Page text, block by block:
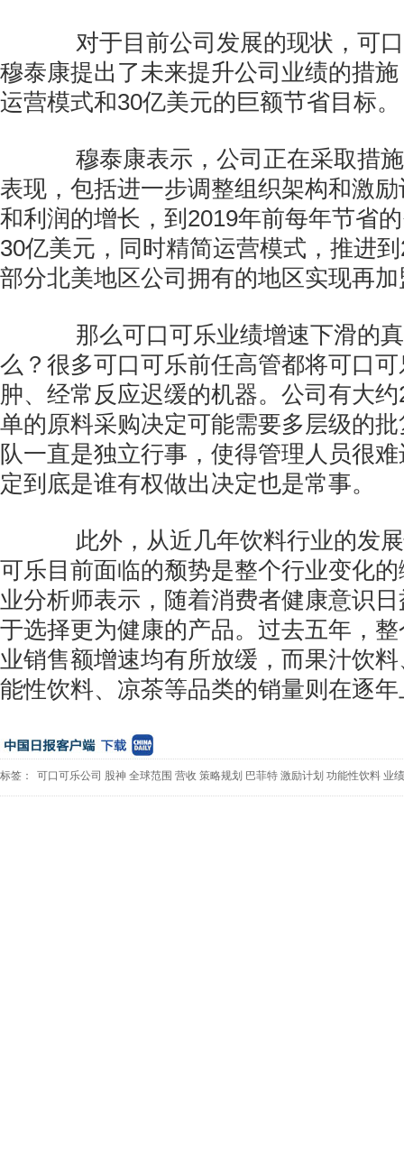
对于目前公司发展的现状，可口
穆泰康提出了未来提升公司业绩的措
运营模式和30亿美元的巨额节省目标。
穆泰康表示，公司正在采取措施
表现，包括进一步调整组织架构和激
和利润的增长，到2019年前每年节省
30亿美元，同时精简运营模式，推进
部分北美地区公司拥有的地区实现再
那么可口可乐业绩增速下滑的真
么？很多可口可乐前任高管都将可口
肿、经常反应迟缓的机器。公司有大
单的原料采购决定可能需要多层级的
队一直是独立行事，使得管理人员很
定到底是谁有权做出决定也是常事。
此外，从近几年饮料行业的发展
可乐目前面临的颓势是整个行业变化
业分析师表示，随着消费者健康意识
于选择更为健康的产品。过去五年，
业销售额增速均有所放缓，而果汁饮
能性饮料、凉茶等品类的销量则在逐
标签： 可口可乐公司 股神 全球范围 营收 策略规划 巴菲特 激励计划 功能性饮料 业